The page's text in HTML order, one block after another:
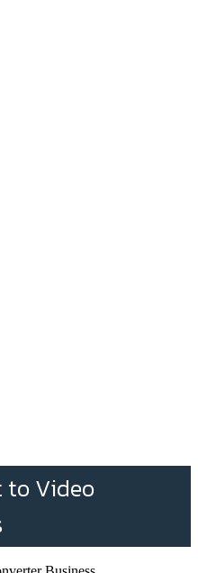
to Video